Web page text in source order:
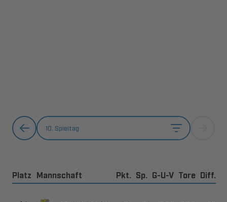
10. Spieltag
Platz Mannschaft Pkt. Sp. G-U-V Tore Diff.